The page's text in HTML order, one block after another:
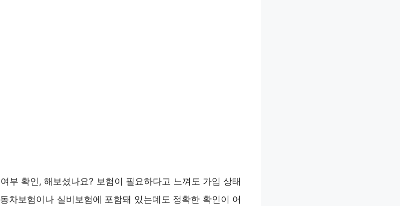
부 확인, 해보셨나요? 보험이 필요하다고 느껴도 가입 상태
차보험이나 실비보험에 포함돼 있는데도 정확한 확인이 어